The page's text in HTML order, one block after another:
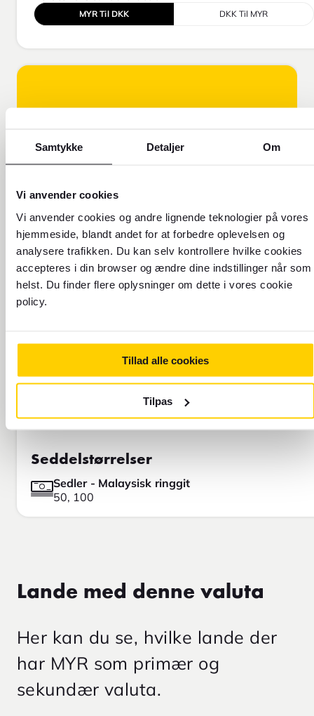
Samtykke Detaljer Om
Vi anvender cookies
Vi anvender cookies og andre lignende teknologier på vores
hjemmeside, blandt andet for at forbedre oplevelsen og
analysere trafikken. Du kan selv kontrollere hvilke cookies
accepteres i din browser og ændre dine indstillinger når som
helst. Du finder flere oplysninger om dette i vores cookie
policy.
Tillad alle cookies
Tilpas
MYR Til DKK
DKK Til MYR
FOREX FORKLARER!
Få flere oplysninger om, hvorfor
vores valutakurs er forskellig fra
den kurs, du ser online.
Seddelstørrelser
Sedler - Malaysisk ringgit
50, 100
Lande med denne valuta
Her kan du se, hvilke lande der
har MYR som primær og
sekundær valuta.